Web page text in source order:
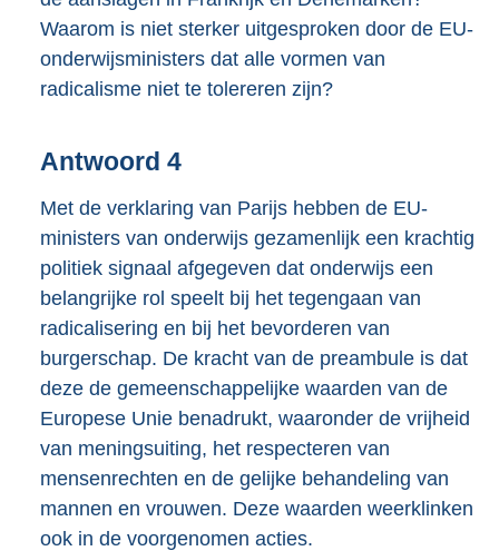
Waarom is niet sterker uitgesproken door de EU-
onderwijsministers dat alle vormen van
radicalisme niet te tolereren zijn?
Antwoord 4
Met de verklaring van Parijs hebben de EU-
ministers van onderwijs gezamenlijk een krachtig
politiek signaal afgegeven dat onderwijs een
belangrijke rol speelt bij het tegengaan van
radicalisering en bij het bevorderen van
burgerschap. De kracht van de preambule is dat
deze de gemeenschappelijke waarden van de
Europese Unie benadrukt, waaronder de vrijheid
van meningsuiting, het respecteren van
mensenrechten en de gelijke behandeling van
mannen en vrouwen. Deze waarden weerklinken
ook in de voorgenomen acties.